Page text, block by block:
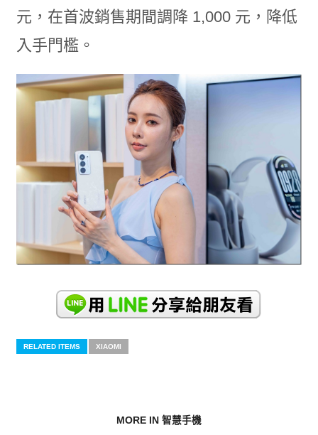
元，在首波銷售期間調降 1,000 元，降低
入手門檻。
RELATED ITEMS XIAOMI
MORE IN 智慧手機